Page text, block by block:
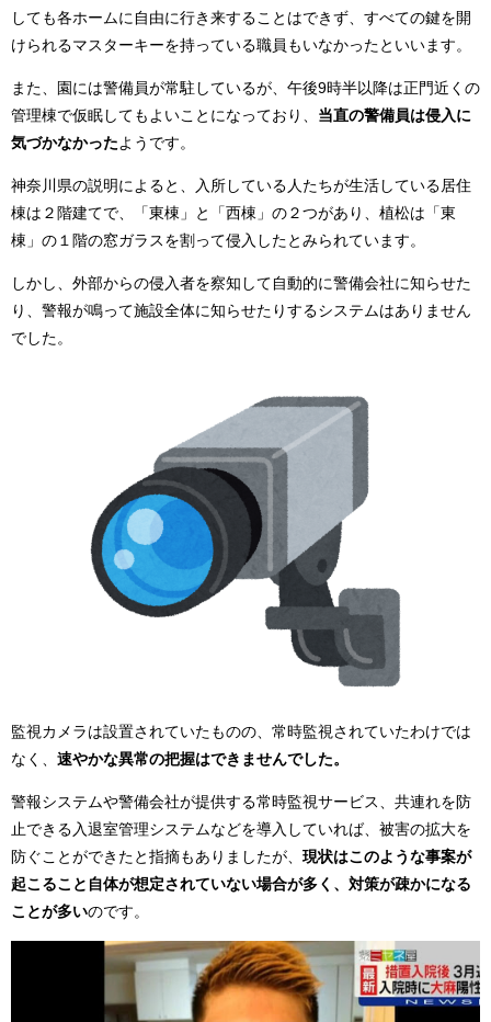
しても各ホームに自由に行き来することはできず、すべての鍵を開
けられるマスターキーを持っている職員もいなかったといいます。
また、園には警備員が常駐しているが、午後9時半以降は正門近くの
管理棟で仮眠してもよいことになっており、 当直の警備員は侵入に
気づかなかった ようです。
神奈川県の説明によると、入所している人たちが生活している居住
棟は２階建てで、「東棟」と「西棟」の２つがあり、植松は「東
棟」の１階の窓ガラスを割って侵入したとみられています。
しかし、外部からの侵入者を察知して自動的に警備会社に知らせた
り、警報が鳴って施設全体に知らせたりするシステムはありません
でした。
監視カメラは設置されていたものの、常時監視されていたわけでは
なく、 速やかな異常の把握はできませんでした。
警報システムや警備会社が提供する常時監視サービス、共連れを防
止できる入退室管理システムなどを導入していれば、被害の拡大を
防ぐことができたと指摘もありましたが、 現状はこのような事案が
起こること自体が想定されていない場合が多く、対策が疎かになる
ことが多いのです。